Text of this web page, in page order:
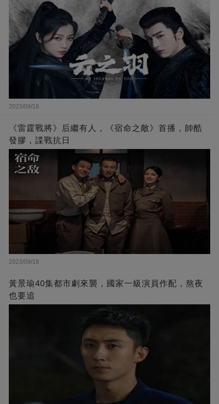
2023/09/18
《雷霆戰將》后繼有人，《宿命之敵》首播，帥酷
發膠，諜戰抗日
2023/09/18
黃景瑜40集都市劇來襲，國家一級演員作配，熬夜
也要追